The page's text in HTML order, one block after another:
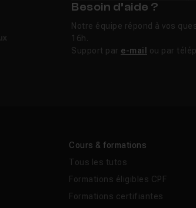
Besoin d’aide ?
Notre équipe répond à vos
16h.
Support par e-mail ou par
Cours & formations
Tous les tutos
Formations éligibles CPF
Formations certifiantes